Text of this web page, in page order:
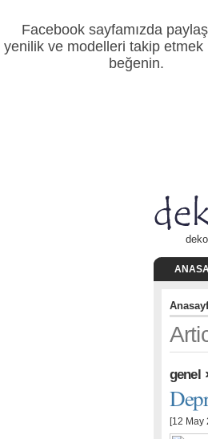
Facebook sayfamızda
yenilik ve modelleri takip etmek
beğenin.
genel
[12 May